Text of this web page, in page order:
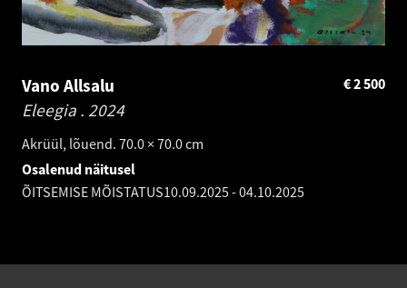
Vano Allsalu
Eleegia . 2024
Akrüül, lõuend. 70.0 × 70.0 cm
2 500
€
Osalenud näitusel
ÕITSEMISE MÕISTATUS10.09.2025-04.10.2025